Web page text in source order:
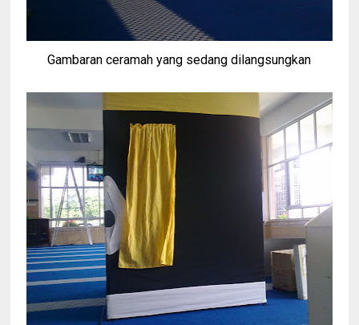
Gambaran ceramah yang sedang dilangsungkan